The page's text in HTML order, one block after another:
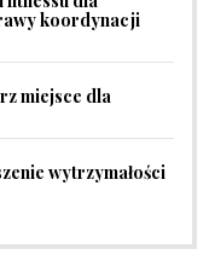
koordynacji
miejsce dla
wytrzymałości